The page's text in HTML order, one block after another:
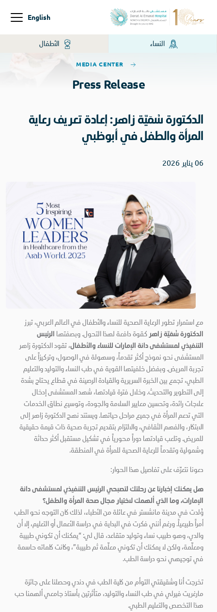
English
النساء الأطفال
Press Release
الدكتورة سُمَيّة زاهر: إعادة تعريف رعاية
المرأة والطفل في أبوظبي
06 يناير 2026
مع استمرار تطور الرعاية الصحية للنساء والأطفال في العالم العربي، تبرز
الدكتورة سُمَيّة زاهر كقوة دافعة لهذا التحول. وبصفتها الرئيس
التنفيذي لمستشفى دانة الإمارات للنساء والأطفال، تقود الدكتورة زاهر
المستشفى نحو نموذج أكثر تقدماً، وسهولة في الوصول، وتركيزاً على
تجربة المريض. وبفضل خلفيتها القوية في طب النساء والتوليد والتعليم
الطبي، تجمع بين الخبرة السريرية والقيادة الرصينة في قطاع يحتاج بشدة
إلى التطوير والتحديث. وخلال فترة قيادتها، شهد المستشفى إدخال
علاجات رائدة، وتحسين معايير السلامة والجودة، وتوسيع نطاق الخدمات
التي تدعم المرأة في جميع مراحل حياتها. ويستند نهج الدكتورة زاهر إلى
الابتكار، والفهم الثقافي، والالتزام بتقديم تجربة صحية ذات قيمة حقيقية
للمريض. وتلعب قيادتها دوراً محورياً في تشكيل مستقبل أكثر حداثة
وشمولية وتقدماً للرعاية الصحية للمرأة في المنطقة.
دعونا نتعرّف على تفاصيل هذا الحوار:
هل يمكنك إخبارنا عن رحلتك لتصبحي الرئيس التنفيذي لمستشفى دانة
الإمارات، وما الذي ألهمك لاختيار مجال صحة المرأة والطفل؟
وُلدت في مدينة مانشستر في عائلة من الأطباء، لذلك كان التوجه نحو الطب
أمراً طبيعياً. ورغم أنني فكرت في البداية في دراسة الأعمال أو التعليم، إلا أن
والدي، وهو طبيب نساء وتوليد متقاعد، قال لي: “يمكنك أن تكوني طبيبة
ومعلّمة، ولكن لا يمكنك أن تكوني معلّمة ثم طبيبة”، وكانت كلماته حاسمة
في توجيهي نحو دراسة الطب.
تخرجت أنا وشقيقتي التوأم من كلية الطب في دندي وحصلنا على جائزة
مارغريت فيرلي في طب النساء والتوليد، متأثرتين بأستاذ جامعي ألهمنا حب
هذا التخصص والتعليم الطبي.